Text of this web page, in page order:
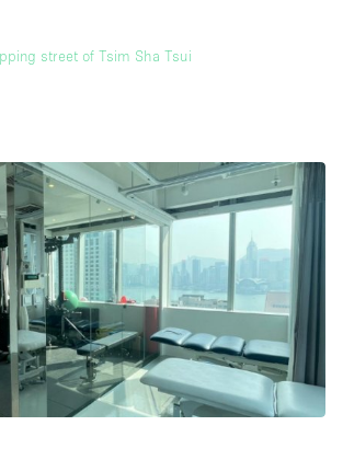
street of Tsim Sha Tsui